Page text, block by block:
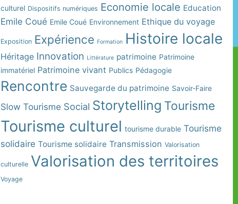
culturel Dispositifs numériques Economie locale Education
Emile Coué Emile Coué Environnement Ethique du voyage
Exposition Expérience Formation Histoire locale
Héritage Innovation Littérature patrimoine Patrimoine
immatériel Patrimoine vivant Publics Pédagogie
Rencontre Sauvegarde du patrimoine Savoir-Faire
Slow Tourisme Social Storytelling Tourisme
Tourisme culturel tourisme durable Tourisme
solidaire Tourisme solidaire Transmission Valorisation
culturelle Valorisation des territoires
Voyage